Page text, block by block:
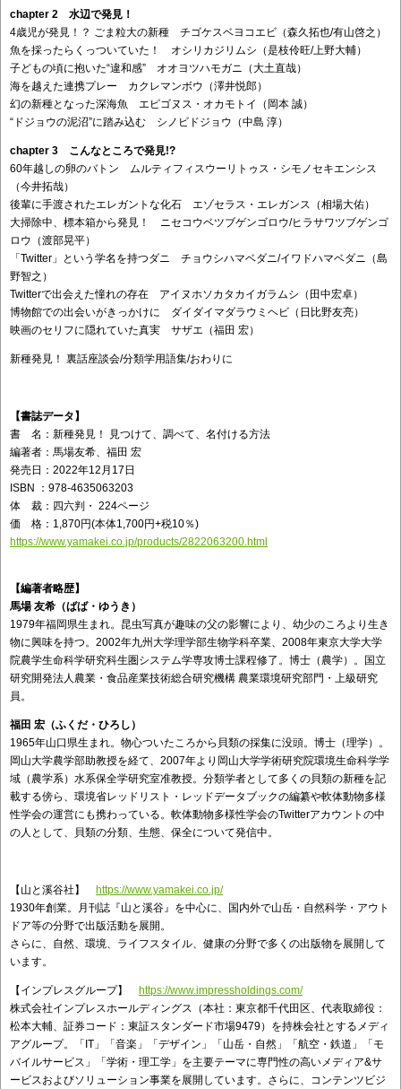
chapter 2 水辺で発見！
4歳児が発見！？ ごま粒大の新種 チゴケスベヨコエビ（森久拓也/有山啓之）
魚を採ったらくっついていた！ オシリカジリムシ（是枝伶旺/上野大輔）
子どもの頃に抱いた“違和感” オオヨツハモガニ（大土直哉）
海を越えた連携プレー カクレマンボウ（澤井悦郎）
幻の新種となった深海魚 エピゴヌス・オカモトイ（岡本 誠）
“ドジョウの泥沼”に踏み込む シノビドジョウ（中島 淳）
chapter 3 こんなところで発見!?
60年越しの卵のバトン ムルティフィスウーリトゥス・シモノセキエンシス
（今井拓哉）
後輩に手渡されたエレガントな化石 エゾセラス・エレガンス（相場大佑）
大掃除中、標本箱から発見！ ニセコウベツブゲンゴロウ/ヒラサワツブゲンゴ
ロウ（渡部晃平）
「Twitter」という学名を持つダニ チョウシハマベダニ/イワドハマベダニ（島
野智之）
Twitterで出会えた憧れの存在 アイヌホソカタカイガラムシ（田中宏卓）
博物館での出会いがきっかけに ダイダイマダラウミヘビ（日比野友亮）
映画のセリフに隠れていた真実 サザエ（福田 宏）
新種発見！ 裏話座談会/分類学用語集/おわりに
【書誌データ】
書 名：新種発見！ 見つけて、調べて、名付ける方法
編著者：馬場友希、福田 宏
発売日：2022年12月17日
ISBN ：978-4635063203
体 裁：四六判・ 224ページ
価 格：1,870円(本体1,700円+税10％)
https://www.yamakei.co.jp/products/2822063200.html
【編著者略歴】
馬場 友希（ばば・ゆうき）
1979年福岡県生まれ。昆虫写真が趣味の父の影響により、幼少のころより生き
物に興味を持つ。2002年九州大学理学部生物学科卒業、2008年東京大学大学
院農学生命科学研究科生圏システム学専攻博士課程修了。博士（農学）。国立
研究開発法人農業・食品産業技術総合研究機構 農業環境研究部門・上級研究
員。
福田 宏（ふくだ・ひろし）
1965年山口県生まれ。物心ついたころから貝類の採集に没頭。博士（理学）。
岡山大学農学部助教授を経て、2007年より岡山大学学術研究院環境生命科学学
域（農学系）水系保全学研究室准教授。分類学者として多くの貝類の新種を記
載する傍ら、環境省レッドリスト・レッドデータブックの編纂や軟体動物多様
性学会の運営にも携わっている。軟体動物多様性学会のTwitterアカウントの中
の人として、貝類の分類、生態、保全について発信中。
【山と溪谷社】 https://www.yamakei.co.jp/
1930年創業。月刊誌『山と溪谷』を中心に、国内外で山岳・自然科学・アウト
ドア等の分野で出版活動を展開。
さらに、自然、環境、ライフスタイル、健康の分野で多くの出版物を展開して
います。
【インプレスグループ】 https://www.impressholdings.com/
株式会社インプレスホールディングス（本社：東京都千代田区、代表取締役：
松本大輔、証券コード：東証スタンダード市場9479）を持株会社とするメディ
アグループ。「IT」「音楽」「デザイン」「山岳・自然」「航空・鉄道」「モ
バイルサービス」「学術・理工学」を主要テーマに専門性の高いメディア&サ
ービスおよびソリューション事業を展開しています。さらに、コンテンツビジ